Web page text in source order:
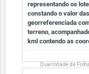
representando os
constando o valor
georreferenciada
terreno,
kml contendo as
Quantidade de